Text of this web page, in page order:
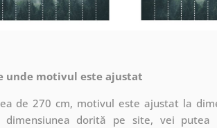
unde motivul este ajustat
de 270 cm, motivul este ajustat la
dorită pe site, vei putea